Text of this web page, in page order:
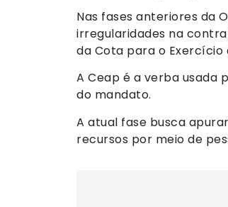
Nas fases anteriores da
irregularidades na
da Cota para o Exercício
A Ceap é a verba usada
do mandato.
A atual fase busca
recursos por meio de